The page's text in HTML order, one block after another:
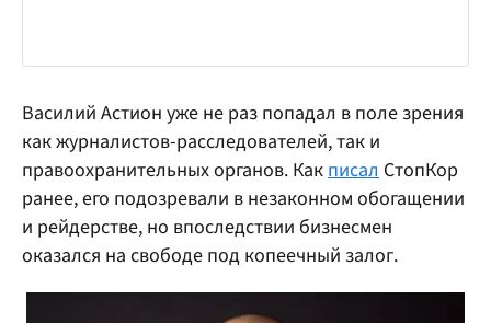
Василий Астион уже не раз попадал в поле зрения
как журналистов-расследователей, так и
правоохранительных органов. Как писал СтопКор
ранее, его подозревали в незаконном обогащении
и рейдерстве, но впоследствии бизнесмен
оказался на свободе под копеечный залог.